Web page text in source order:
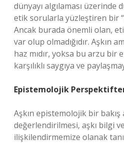
dünyayı algılaması üzerinde
etik sorularla yüzleştiren bir
Ancak burada önemli olan,
var olup olmadığıdır. Aşkın
haz mıdır, yoksa bu arzu bir
karşılıklı saygıya ve
Epistemolojik
Aşkın epistemolojik bir bakış
değerlendirilmesi, aşkı bilgi
ilişkilendirmemize olanak